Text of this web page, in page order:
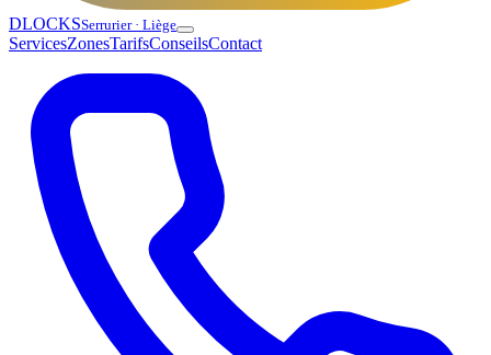
DLOCKSSerrurier · Liège
ServicesZonesTarifsConseilsContact